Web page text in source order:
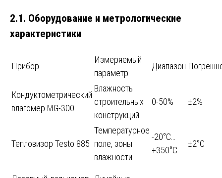
2.1. Оборудование и метрологические
характеристики
Прибор
Измеряемый
параметр
Диапазон
Кондуктометрический
влагомер MG-300
Влажность
строительных
конструкций
0-50% ±2%
Тепловизор Testo 885
Температурное
поле, зоны
влажности
-20°C…
+350°C
±2°C